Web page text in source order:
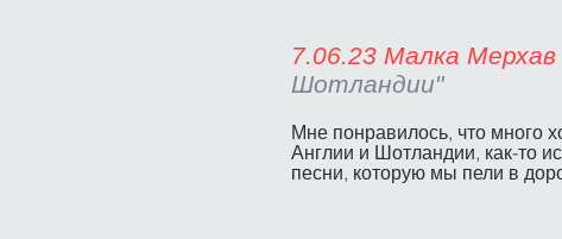
7.06.23
Шотландии"
Мне понравилось, что много
Англии и Шотландии, как-то
песни, которую мы пели в